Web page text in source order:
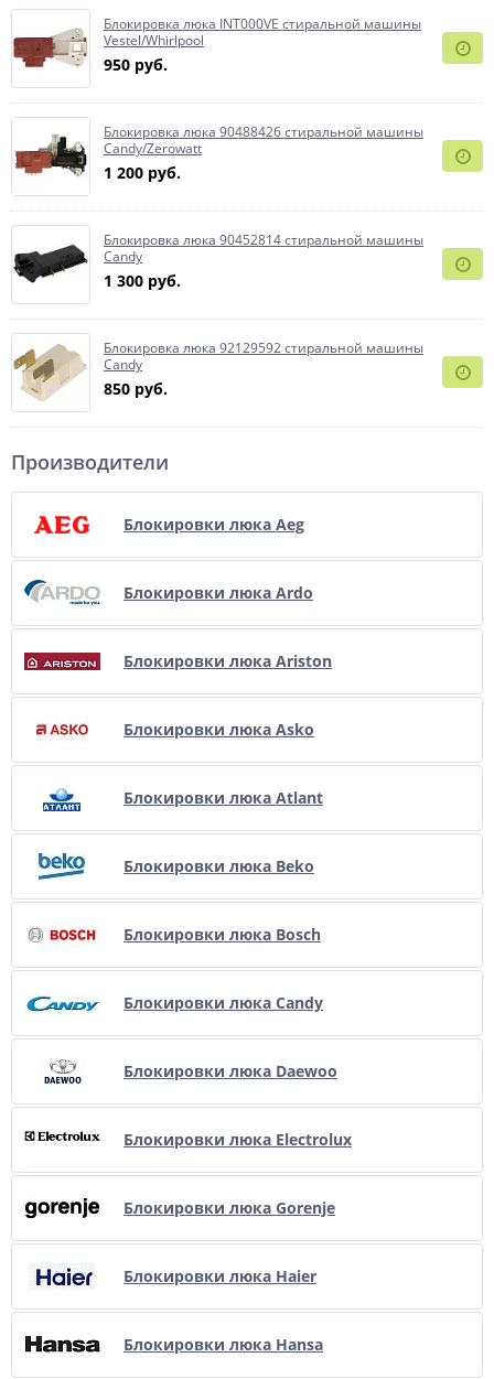
Блокировка люка INT000VE стиральной машины
Vestel/Whirlpool
950 руб.
Блокировка люка 90488426 стиральной машины
Candy/Zerowatt
1 200 руб.
Блокировка люка 90452814 стиральной машины
Candy
1 300 руб.
Блокировка люка 92129592 стиральной машины
Candy
850 руб.
Производители
Блокировки люка Aeg
Блокировки люка Ardo
Блокировки люка Ariston
Блокировки люка Asko
Блокировки люка Atlant
Блокировки люка Beko
Блокировки люка Bosch
Блокировки люка Candy
Блокировки люка Daewoo
Блокировки люка Electrolux
Блокировки люка Gorenje
Блокировки люка Haier
Блокировки люка Hansa